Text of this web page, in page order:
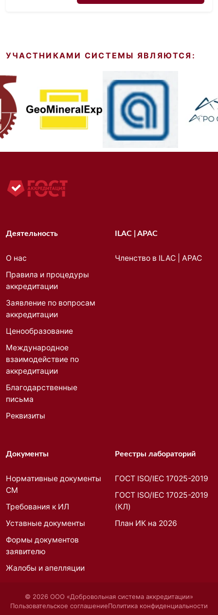
УЧАСТНИКАМИ СИСТЕМЫ ЯВЛЯЮТСЯ:
Деятельность
О нас
Правила и процедуры
аккредитации
Заявление по вопросам
аккредитации
Ценообразование
Международное
взаимодействие по
аккредитации
Благодарственные
письма
Реквизиты
ILAC | APAC
Членство в ILAC | APAC
Документы
Нормативные документы
СМ
Требования к ИЛ
Уставные документы
Формы документов
заявителю
Жалобы и апелляции
Реестры лабораторий
ГОСТ ISO/IEC 17025-2019
ГОСТ ISO/IEC 17025-2019
(КЛ)
План ИК на 2026
© 2026 ООО «Добровольная система аккредитации»
Пользовательское соглашениеПолитика конфиденциальности